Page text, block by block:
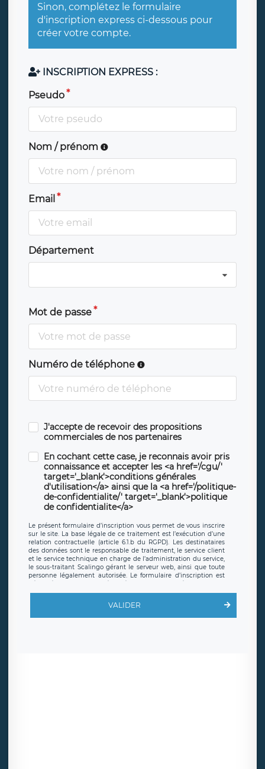
Sinon, complétez le formulaire
d'inscription express ci-dessous pour
créer votre compte.
INSCRIPTION EXPRESS :
Pseudo
Nom / prénom
Email
Département
Mot de passe
Numéro de téléphone
J'accepte de recevoir des propositions
commerciales de nos partenaires
En cochant cette case, je reconnais avoir pris
connaissance et accepter les <a href='/cgu/'
target='_blank'>conditions générales
d'utilisation</a> ainsi que la <a href='/politique-
de-confidentialite/' target='_blank'>politique
de confidentialite</a>
Le présent formulaire d’inscription vous permet de vous inscrire
sur le site. La base légale de ce traitement est l’exécution d’une
relation contractuelle (article 6.1.b du RGPD). Les destinataires
des données sont le responsable de traitement, le service client
et le service technique en charge de l’administration du service,
le sous-traitant Scalingo gérant le serveur web, ainsi que toute
personne légalement autorisée. Le formulaire d’inscription est
offrant desclauses de protection conformes au RGPD. Les
en sollicite la suppression, étant entendu que vous pouvez
demander la suppression de vos données et retirer votre
VALIDER